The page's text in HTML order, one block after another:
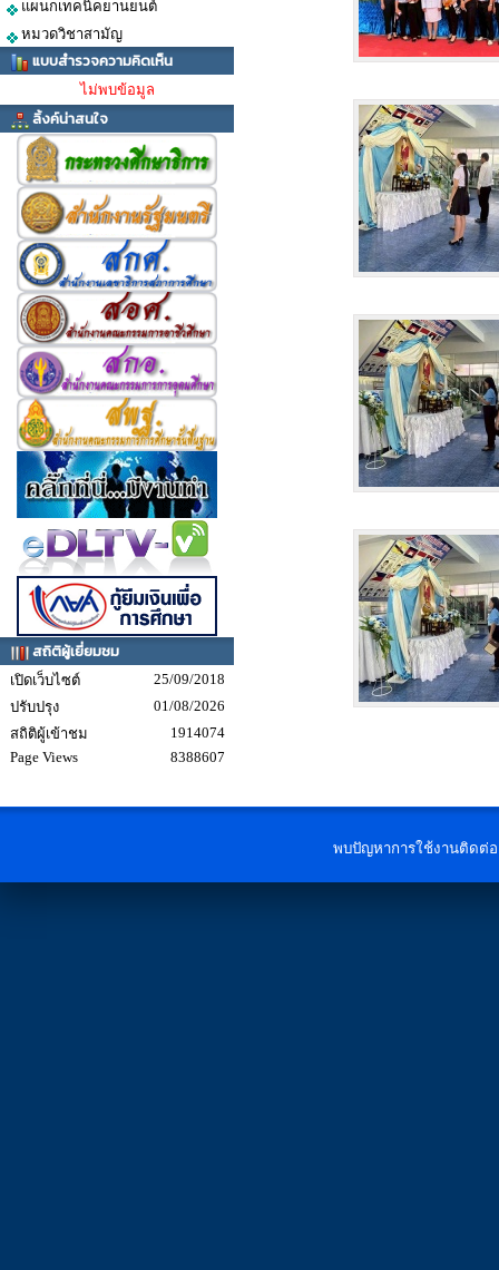
แผนกเทคนิคยานยนต์
หมวดวิชาสามัญ
แบบสำรวจความคิดเห็น
ไม่พบข้อมูล
ลิ้งค์น่าสนใจ
สถิติผู้เยี่ยมชม
เปิดเว็บไซต์
25/09/2018
ปรับปรุง
01/08/2026
สถิติผู้เข้าชม
1914074
Page Views
8388607
พบปัญหาการใช้งานติดต่